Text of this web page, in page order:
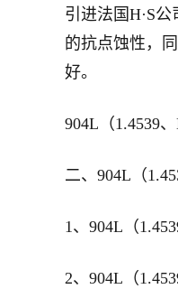
引进法国H·S
的抗点蚀性，
好。
904L（1.4539
二、904L（
1、904L（
2、904L（